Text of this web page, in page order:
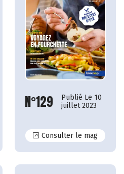
N°129
Publié Le 10
juillet 2023
Consulter le magN°129